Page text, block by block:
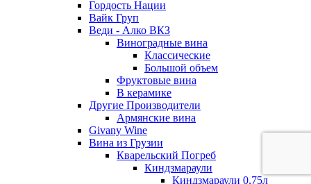
Гордость Нации
Вайк Груп
Веди - Алко ВКЗ
Виноградные вина
Классические
Большой объем
Фруктовые вина
В керамике
Другие Производители
Армянские вина
Givany Wine
Вина из Грузии
Кварельский Погреб
Киндзмараули
Киндзмараули 0,75л